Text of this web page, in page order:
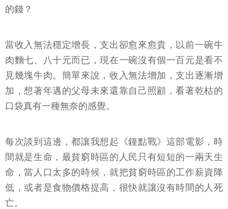
的錢？
當收入無法穩定增長，支出卻愈來愈貴，以前一碗牛
肉麵七、八十元而已，現在一碗沒有個一百元是看不
見幾塊牛肉。簡單來說，收入無法增加，支出逐漸增
加，想著年邁的父母未來還靠自己照顧，看著乾枯的
口袋真有一種無奈的感覺。
每次談到這邊，都讓我想起《鐘點戰》這部電影，時
間就是生命，最貧窮時區的人民只有短短的一兩天生
命，當人口太多的時候，就把貧窮時區的工作薪資降
低，或者是食物價格提高，很快就讓沒有時間的人死
亡。